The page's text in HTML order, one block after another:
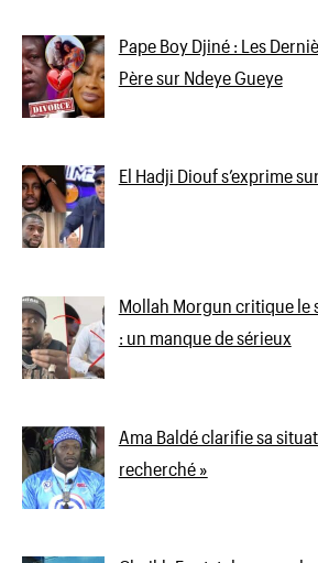
Pape Boy Djiné : Les
Père sur Ndeye Gueye
El Hadji Diouf s’exprime
Mollah Morgun critique le
: un manque de sérieux
Ama Baldé clarifie sa
recherché »